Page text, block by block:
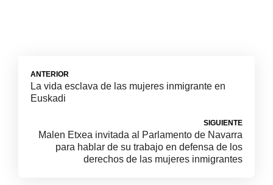
ANTERIOR
La vida esclava de las mujeres inmigrante en
Euskadi
SIGUIENTE
Malen Etxea invitada al Parlamento de Navarra
para hablar de su trabajo en defensa de los
derechos de las mujeres inmigrantes